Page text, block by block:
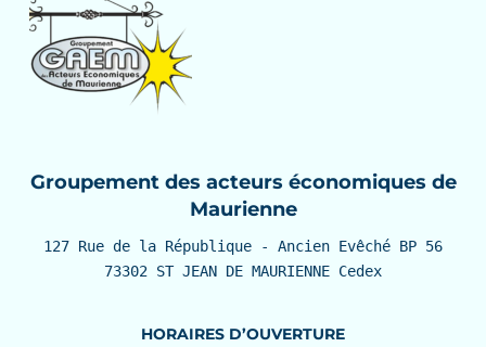
Groupement des acteurs économiques de
Maurienne
127 Rue de la République - Ancien Evêché BP 56
73302 ST JEAN DE MAURIENNE Cedex
HORAIRES D’OUVERTURE